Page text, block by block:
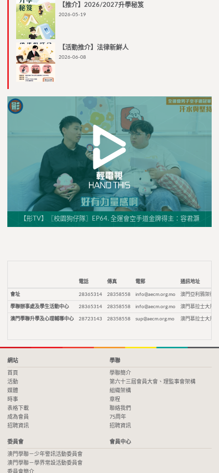
【推介】2026/2027升學秘笈
2026-05-19
【活動推介】法律新鮮人
2026-06-08
【形TV】〖校園狗仔隊〗EP64. 全運會空手道金牌得主：容君灝
電話 傳真 電郵 通訊地址
會址 28365314 28358558 info@aecm.org.mo 澳門亞利鴉架街9
學聯辦事處及學生活動中心 28365314 28358558 info@aecm.org.mo 澳門慕拉士大馬
澳門學聯升學及心理輔導中心 28723143 28358558 sup@aecm.org.mo 澳門慕拉士大馬
網站
首頁
活動
媒體
時事
表格下載
成為會員
招聘資訊
學聯
學聯簡介
第六十三屆會員大會、理監事會架構
組織架構
章程
聯絡我們
75周年
招聘資訊
委員會
澳門學聯－少年警訊活動委員會
澳門學聯－學界常設活動委員會
委員會簡介
會員中心